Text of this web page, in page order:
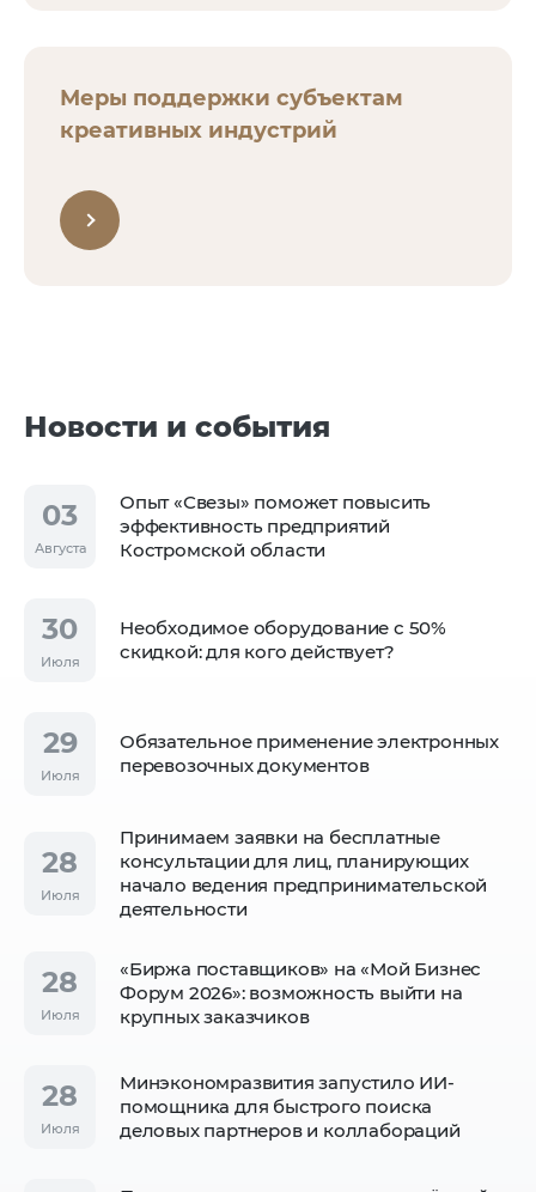
Меры поддержки субъектам
креативных индустрий
Новости и события
03
Августа
Опыт «Свезы» поможет повысить
эффективность предприятий
Костромской области
30
Июля
Необходимое оборудование с 50%
скидкой: для кого действует?
29
Июля
Обязательное применение электронных
перевозочных документов
28
Июля
Принимаем заявки на бесплатные
консультации для лиц, планирующих
начало ведения предпринимательской
деятельности
28
Июля
«Биржа поставщиков» на «Мой Бизнес
Форум 2026»: возможность выйти на
крупных заказчиков
28
Июля
Минэкономразвития запустило ИИ-
помощника для быстрого поиска
деловых партнеров и коллабораций